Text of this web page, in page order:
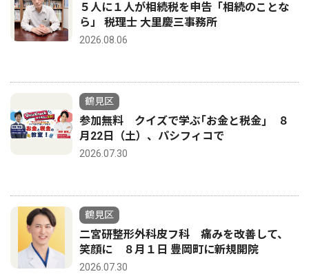
５人に１人が相続税を申告「相続のことな
ら」 税理士 大里慶三事務所
2026.08.06
鶴見区
参加無料 クイズで学ぶ｢お金と税金｣ ８
月22日（土）、パシフィコで
2026.07.30
鶴見区
二宮研整形外科皮フ科 痛みを改善して、
笑顔に ８月１日 豊岡町に新規開院
2026.07.30